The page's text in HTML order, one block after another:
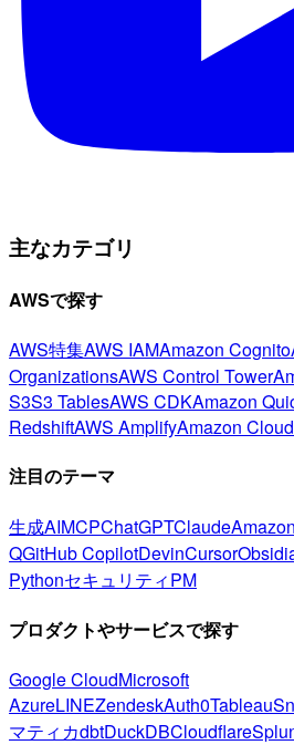
主なカテゴリ
AWSで探す
AWS特集AWS IAMAmazon Cognito
OrganizationsAWS Control Tower
S3S3 TablesAWS CDKAmazon
RedshiftAWS AmplifyAmazon
注目のテーマ
生成AIMCPChatGPTClaude
QGitHub CopilotDevinCursor
PythonセキュリティPM
プロダクトやサービスで探す
Google CloudMicrosoft
AzureLINEZendeskAuth0Tableau
マティカdbtDuckDBCloudflare